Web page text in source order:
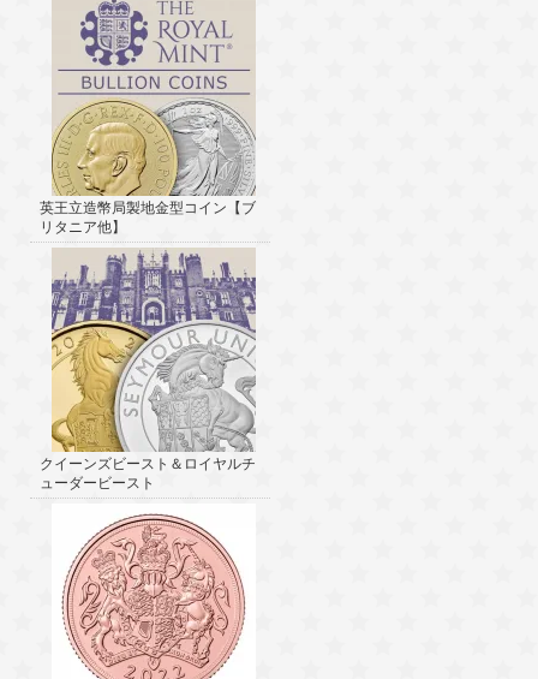
英王立造幣局製地金型コイン【ブ
リタニア他】
クイーンズビースト＆ロイヤルチ
ューダービースト